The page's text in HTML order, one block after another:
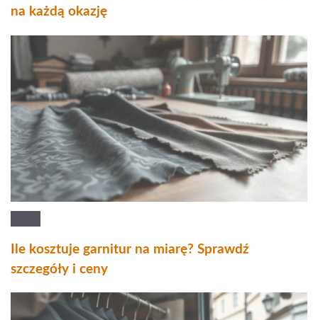
na każdą okazję
Ile kosztuje garnitur na miarę? Sprawdź
szczegóły i ceny